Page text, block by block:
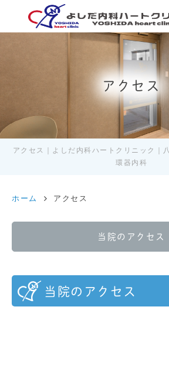
アクセス
アクセス｜よしだ内科ハートクリニック｜
環器内科
ホーム アクセス
当院のアクセス
当院のアクセス